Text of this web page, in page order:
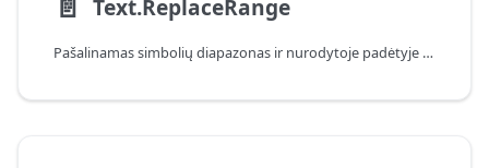
Text.ReplaceRange
Pašalinamas simbolių diapazonas ir nurodytoje padėtyje įterpiama nauja reikšmė.